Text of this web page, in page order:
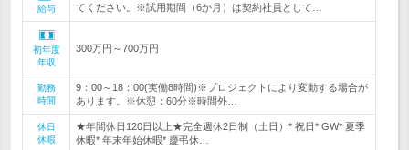
給与
てください。※試用期間（6か月）は契約社員として…
初年度
年収
300万円～700万円
勤務
時間
9：00～18：00(実働8時間)※プロジェクトにより変動する場合が
あります。※休憩：60分※時間外…
休日
休暇
★年間休日120日以上★完全週休2日制（土日）* 祝日* GW* 夏季
休暇* 年末年始休暇* 慶弔休…